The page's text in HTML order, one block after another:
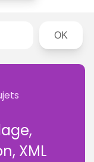
Rechercher
XML